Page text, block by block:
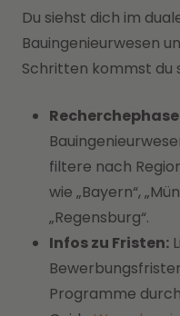
Du siehst dich im
Bauingenieurwesen
Schritten kommst du
filtere nach
wie „Bayern“,
„Regensburg“.
Infos zu Fristen:
Programme